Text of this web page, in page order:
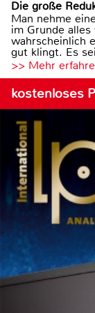
Die große
Man nehme
im Grunde
wahrscheinlich
gut klingt. Es
>> Mehr
kostenloses